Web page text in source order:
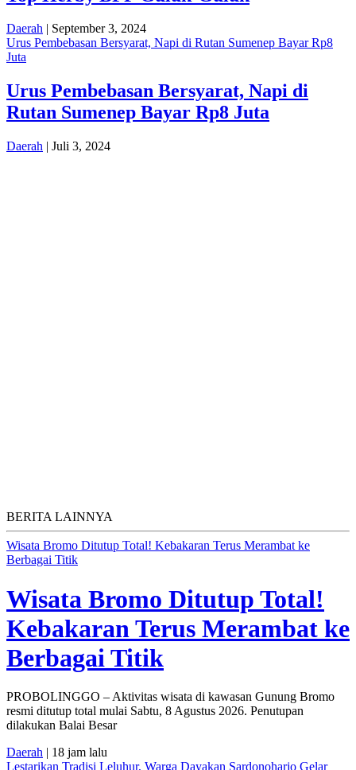
Daerah | September 3, 2024
Urus Pembebasan Bersyarat, Napi di Rutan Sumenep Bayar Rp8
Juta
Urus Pembebasan Bersyarat, Napi di
Rutan Sumenep Bayar Rp8 Juta
Daerah | Juli 3, 2024
BERITA LAINNYA
Wisata Bromo Ditutup Total! Kebakaran Terus Merambat ke
Berbagai Titik
Wisata Bromo Ditutup Total!
Kebakaran Terus Merambat ke
Berbagai Titik
PROBOLINGGO – Aktivitas wisata di kawasan Gunung Bromo
resmi ditutup total mulai Sabtu, 8 Agustus 2026. Penutupan
dilakukan Balai Besar
Daerah | 18 jam lalu
Lestarikan Tradisi Leluhur, Warga Dayakan Sardonoharjo Gelar